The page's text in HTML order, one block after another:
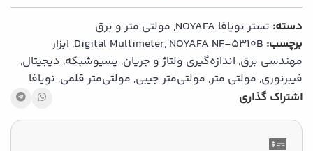
دسته: تستر نویافا NOYAFA , مولتی‌ متر و برق
برچسب:
Digital Multimeter, NOYAFA NF-5310B
, ابزار
مهندسی برق, اندازه‌گیری ولتاژ و جریان, پسیوشبکه, دیجیتال,
فیبرنوری, مولتی متر, مولتی‌متر جیبی, مولتی‌متر قلمی, نویافا
اشتراک گذاری